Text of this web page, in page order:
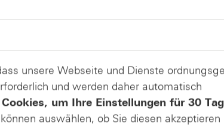
unsere Webseite und Dienste
und werden daher automatisch
um Ihre Einstellungen für 30
auswählen, ob Sie diesen akzeptieren